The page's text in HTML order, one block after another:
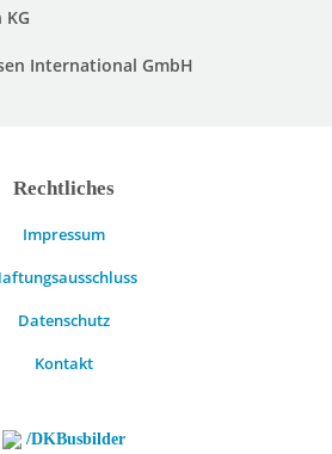
International GmbH
Rechtliches
Impressum
Datenschutz
Kontakt
/DKBusbilder